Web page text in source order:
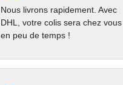
Nous livrons rapidement. Avec
DHL, votre colis sera chez vous
en peu de temps !